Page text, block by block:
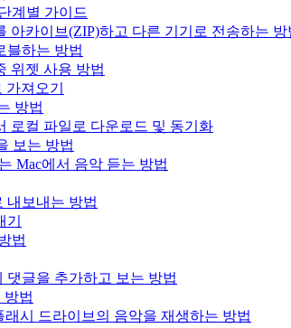
계별 가이드
아카이브(ZIP)하고 다른 기기로 전송하는 방
블하는 방법
위젯 사용 방법
져오기
방법
로컬 파일로 다운로드 및 동기화
보는 방법
Mac에서 음악 듣는 방법
내보내는 방법
법
댓글을 추가하고 보는 방법
방법
래시 드라이브의 음악을 재생하는 방법